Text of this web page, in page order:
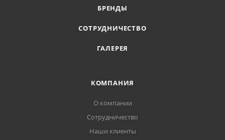
БРЕНДЫ
СОТРУДНИЧЕСТВО
ГАЛЕРЕЯ
КОМПАНИЯ
О компании
Сотрудничество
Наши клиенты